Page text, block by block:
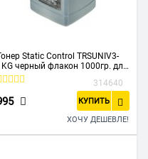
Static Control TRSUNIV3-
черный флакон 1000гр. для
Samsung
ML2160/SCX3400/M2020/M2070
314640
КУПИТЬ
ХОЧУ ДЕШЕВЛЕ!